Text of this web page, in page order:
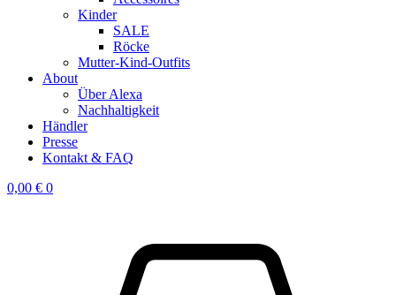
Kinder
SALE
Röcke
Mutter-Kind-Outfits
About
Über Alexa
Nachhaltigkeit
Händler
Presse
Kontakt & FAQ
0,00 € 0